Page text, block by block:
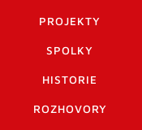
PROJEKTY
SPOLKY
HISTORIE
ROZHOVORY